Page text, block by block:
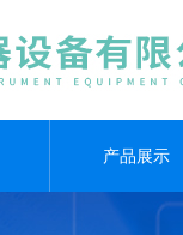
产品展示